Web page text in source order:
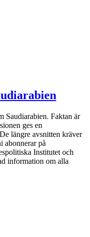
Saudiarabien. Faktan är
ges en
längre avsnitten kräver
abonnerar på
Institutet och
information om alla